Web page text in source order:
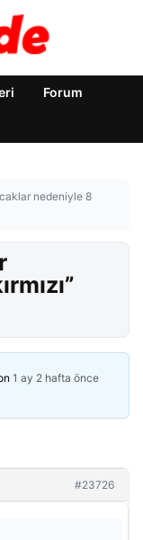
Forum
nedeniyle 8
1 ay 2 hafta önce
#23726